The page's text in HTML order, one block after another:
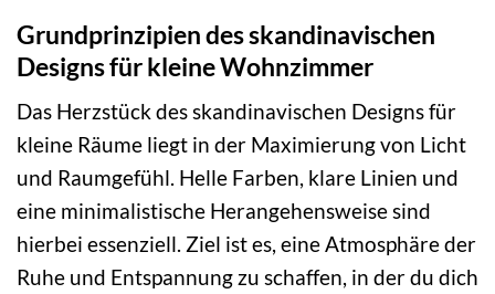
Grundprinzipien des skandinavischen
Designs für kleine Wohnzimmer
Das Herzstück des skandinavischen Designs für
kleine Räume liegt in der Maximierung von Licht
und Raumgefühl. Helle Farben, klare Linien und
eine minimalistische Herangehensweise sind
hierbei essenziell. Ziel ist es, eine Atmosphäre der
Ruhe und Entspannung zu schaffen, in der du dich